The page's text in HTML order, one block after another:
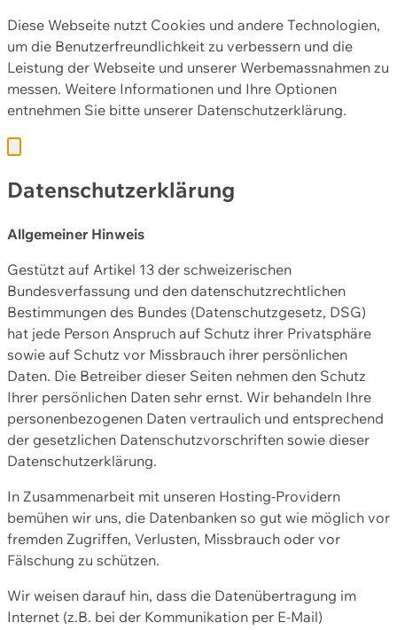
Diese Webseite nutzt Cookies und andere Technologien,
um die Benutzerfreundlichkeit zu verbessern und die
Leistung der Webseite und unserer Werbemassnahmen zu
messen. Weitere Informationen und Ihre Optionen
entnehmen Sie bitte unserer Datenschutzerklärung.
Datenschutzerklärung
Allgemeiner Hinweis
Gestützt auf Artikel 13 der schweizerischen
Bundesverfassung und den datenschutzrechtlichen
Bestimmungen des Bundes (Datenschutzgesetz, DSG)
hat jede Person Anspruch auf Schutz ihrer Privatsphäre
sowie auf Schutz vor Missbrauch ihrer persönlichen
Daten. Die Betreiber dieser Seiten nehmen den Schutz
Ihrer persönlichen Daten sehr ernst. Wir behandeln Ihre
personenbezogenen Daten vertraulich und entsprechend
der gesetzlichen Datenschutzvorschriften sowie dieser
Datenschutzerklärung.
In Zusammenarbeit mit unseren Hosting-Providern
bemühen wir uns, die Datenbanken so gut wie möglich vor
fremden Zugriffen, Verlusten, Missbrauch oder vor
Fälschung zu schützen.
Wir weisen darauf hin, dass die Datenübertragung im
Internet (z.B. bei der Kommunikation per E-Mail)